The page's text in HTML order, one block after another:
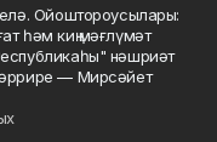
Ойоштороусылары:
һәм киң мәғлүмәт
нәшриәт
— Мирсәйет